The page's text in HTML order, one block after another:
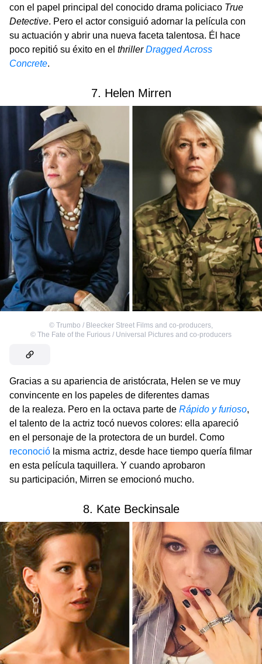
con el papel principal del conocido drama policiaco True
Detective. Pero el actor consiguió adornar la película con
su actuación y abrir una nueva faceta talentosa. Él hace
poco repitió su éxito en el thrillerDragged Across
Concrete.
7. Helen Mirren
© Trumbo / Bleecker Street Films and co-producers,
© The Fate of the Furious / Universal Pictures and co-producers
Gracias a su apariencia de aristócrata, Helen se ve muy
convincente en los papeles de diferentes damas
de la realeza. Pero en la octava parte de Rápido y furioso,
el talento de la actriz tocó nuevos colores: ella apareció
en el personaje de la protectora de un burdel. Como
reconoció la misma actriz, desde hace tiempo quería filmar
en esta película taquillera. Y cuando aprobaron
su participación, Mirren se emocionó mucho.
8. Kate Beckinsale